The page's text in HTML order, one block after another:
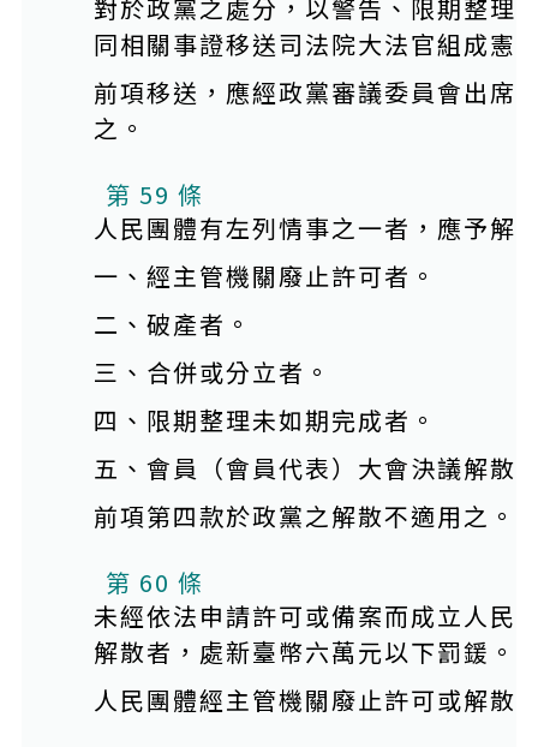
對於政黨之處分，以警告、限期整理
同相關事證移送司法院大法官組成憲
前項移送，應經政黨審議委員會出席
之。
第 59 條
人民團體有左列情事之一者，應予解
一、經主管機關廢止許可者。
二、破產者。
三、合併或分立者。
四、限期整理未如期完成者。
五、會員（會員代表）大會決議解散
前項第四款於政黨之解散不適用之。
第 60 條
未經依法申請許可或備案而成立人民
解散者，處新臺幣六萬元以下罰鍰。
人民團體經主管機關廢止許可或解散